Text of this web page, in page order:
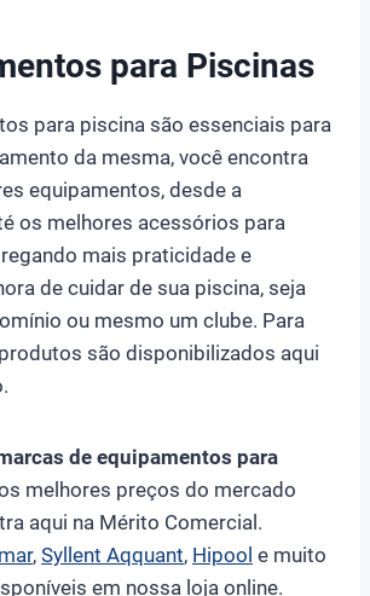
para Piscinas
para piscina são essenciais para
da mesma, você encontra
equipamentos, desde a
os melhores acessórios para
mais praticidade e
de cuidar de sua piscina, seja
ou mesmo um clube. Para
são disponibilizados aqui
de equipamentos para
melhores preços do mercado
aqui na Mérito Comercial.
, Syllent Aqquant, Hipool e muito
em nossa loja online.